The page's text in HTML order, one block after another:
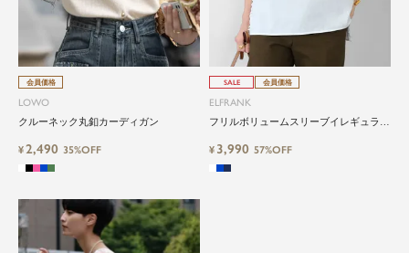
会員価格
LOWO
クルーネック丸釦カーディガン
¥2,490 35%OFF
SALE 会員価格
ELFRANK
フリルボリュームスリーブイレギュラー
¥ 3,990 57%OFF